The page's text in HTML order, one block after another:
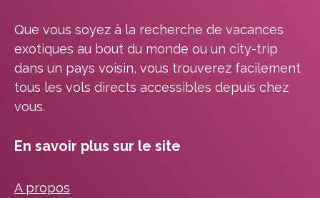
Que vous soyez à la recherche de vacances
exotiques au bout du monde ou un city-trip
dans un pays voisin, vous trouverez facilement
tous les vols directs accessibles depuis chez
vous.
En savoir plus sur le site
A propos